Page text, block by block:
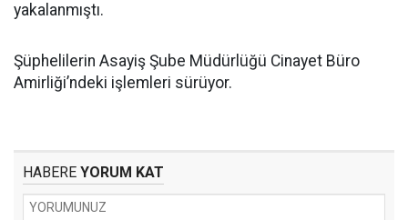
yakalanmıştı.
Şüphelilerin Asayiş Şube Müdürlüğü Cinayet Büro
Amirliği’ndeki işlemleri sürüyor.
HABERE YORUM KAT